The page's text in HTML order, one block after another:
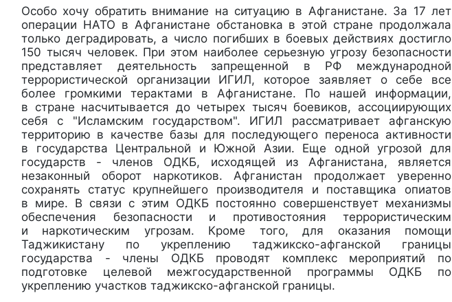
Особо хочу обратить внимание на ситуацию в Афганистане. За 17 лет
операции НАТО в Афганистане обстановка в этой стране продолжала
только деградировать, а число погибших в боевых действиях достигло
150 тысяч человек. При этом наиболее серьезную угрозу безопасности
представляет деятельность запрещенной в РФ международной
террористической организации ИГИЛ, которое заявляет о себе все
более громкими терактами в Афганистане. По нашей информации,
в стране насчитывается до четырех тысяч боевиков, ассоциирующих
себя с "Исламским государством". ИГИЛ рассматривает афганскую
территорию в качестве базы для последующего переноса активности
в государства Центральной и Южной Азии. Еще одной угрозой для
государств - членов ОДКБ, исходящей из Афганистана, является
незаконный оборот наркотиков. Афганистан продолжает уверенно
сохранять статус крупнейшего производителя и поставщика опиатов
в мире. В связи с этим ОДКБ постоянно совершенствует механизмы
обеспечения безопасности и противостояния террористическим
и наркотическим угрозам. Кроме того, для оказания помощи
Таджикистану по укреплению таджикско-афганской границы
государства - члены ОДКБ проводят комплекс мероприятий по
подготовке целевой межгосударственной программы ОДКБ по
укреплению участков таджикско-афганской границы.